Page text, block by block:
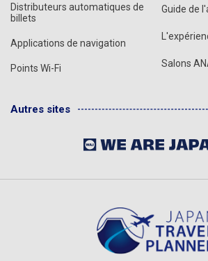
Distributeurs automatiques de
billets
Applications de navigation
Points Wi-Fi
Guide de
Salons
Autres sites